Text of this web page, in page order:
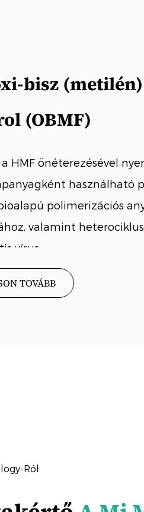
bisz
(OBMF)
a HMF önéterezésével
használható
polimerizációs
valamint
vírus...
TOVÁBB
Ról